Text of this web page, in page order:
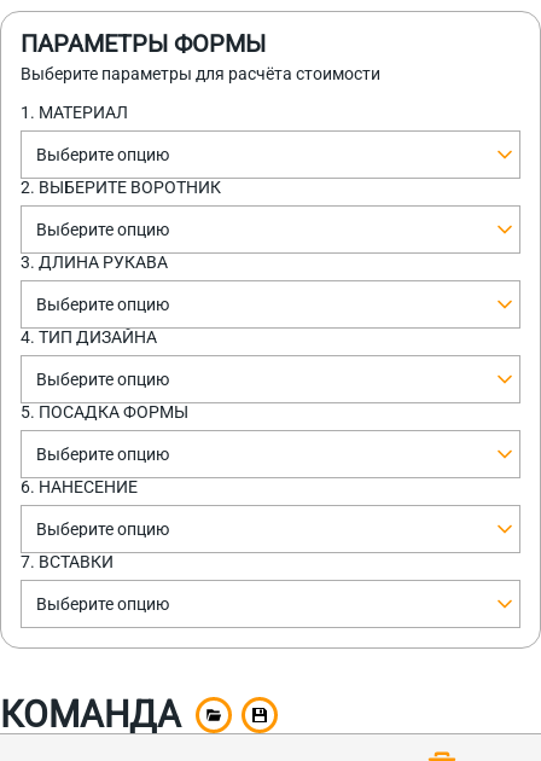
ПАРАМЕТРЫ ФОРМЫ
Выберите параметры для расчёта стоимости
1. МАТЕРИАЛ
Выберите опцию
2. ВЫБЕРИТЕ ВОРОТНИК
Выберите опцию
3. ДЛИНА РУКАВА
Выберите опцию
4. ТИП ДИЗАЙНА
Выберите опцию
5. ПОСАДКА ФОРМЫ
Выберите опцию
6. НАНЕСЕНИЕ
Выберите опцию
7. ВСТАВКИ
Выберите опцию
КОМАНДА